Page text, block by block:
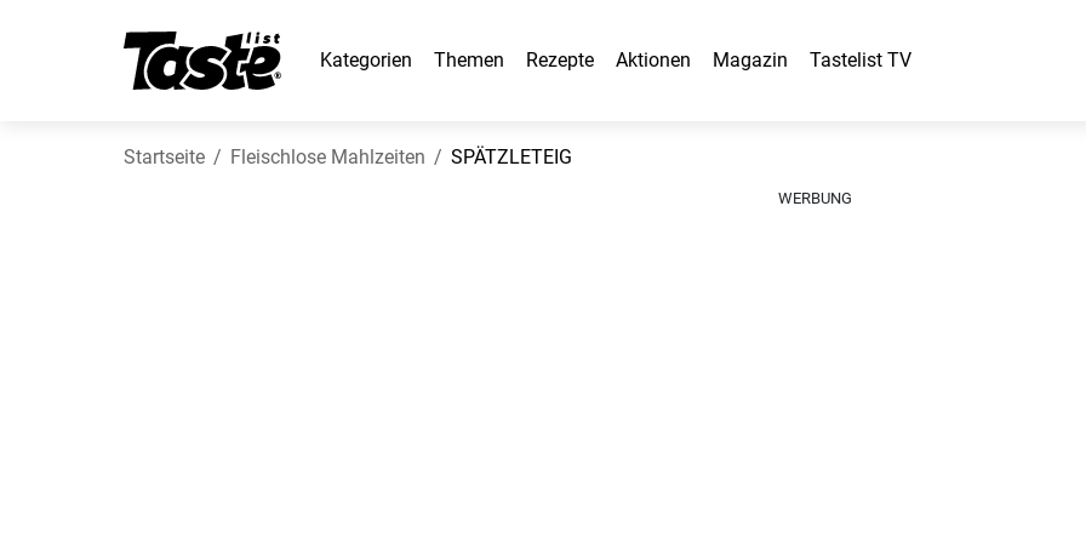
Kategorien Themen Rezepte Aktionen Magazin Tastelist TV
Startseite Fleischlose Mahlzeiten SPÄTZLETEIG
WERBUNG